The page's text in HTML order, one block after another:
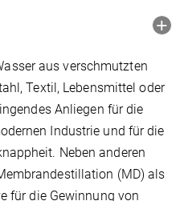
aus verschmutzten
Textil, Lebensmittel oder
Anliegen für die
Industrie und für die
Neben anderen
(MD) als
für die Gewinnung von